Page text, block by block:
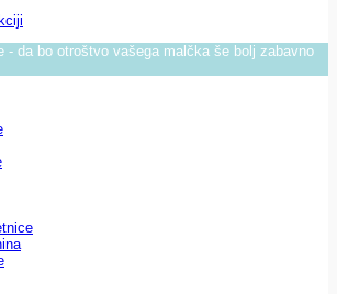
- da bo otroštvo vašega malčka še bolj zabavno